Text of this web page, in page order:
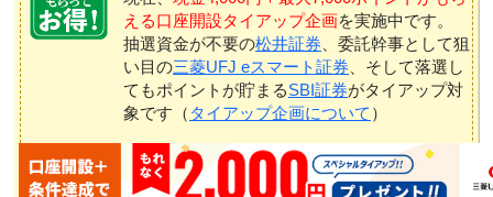
える口座開設タイアップ企画を実施中です。
抽選資金が不要の松井証券 、委託幹事として狙
い目の三菱UFJ eスマート証券 、そして落選し
てもポイントが貯まるSBI証券がタイアップ対
象です（ タイアップ企画について ）